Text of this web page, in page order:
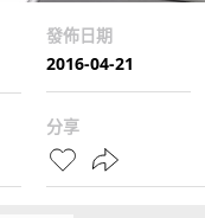
發佈日期
2016-04-21
分享